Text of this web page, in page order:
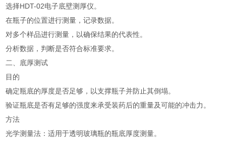
选择HDT-02电子底壁测厚仪。
在瓶子的位置进行测量，记录数据。
对多个样品进行测量，以确保结果的代表性。
分析数据，判断是否符合标准要求。
二、底厚测试
目的
确定瓶底的厚度是否足够，以支撑瓶子并防止其倒塌。
验证瓶底是否有足够的强度来承受装药后的重量及可能的冲击力。
方法
光学测量法：适用于透明玻璃瓶的瓶底厚度测量。